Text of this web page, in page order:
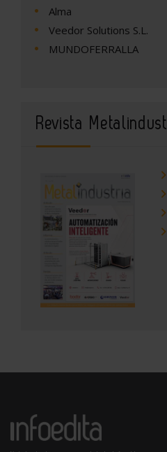
Alma
Veedor Solutions S.L.
MUNDOFERRALLA
Revista